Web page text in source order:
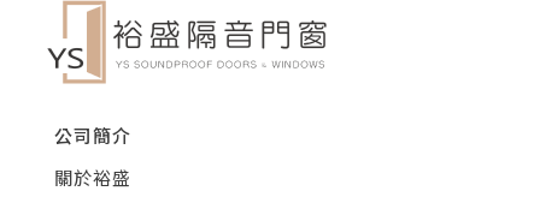
公司簡介
關於裕盛